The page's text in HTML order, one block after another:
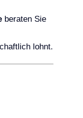
beraten Sie
lohnt.